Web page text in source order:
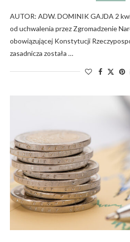
AUTOR: ADW. DOMINIK GAJDA 2
od uchwalenia przez Zgromadzenie
obowiązującej Konstytucji
zasadnicza została …